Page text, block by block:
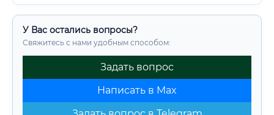
У Вас остались вопросы?
Свяжитесь с нами удобным способом:
Задать вопрос
Написать в Max